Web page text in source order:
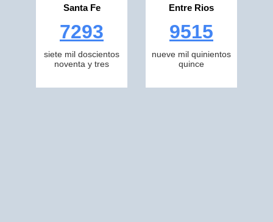
Santa Fe
7293
siete mil doscientos
noventa y tres
Entre Rios
9515
nueve mil quinientos
quince